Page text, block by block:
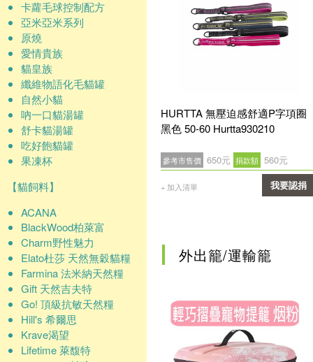
卡蘿毛球控制配方
亞米亞米系列
原燒
愛情貴族
貓皇族
纖維物語化毛貓罐
自然小貓
吶一口貓湯罐
舒卡貓湯罐
吃好飽貓罐
果凍杯
【貓飼料】
ACANA
BlackWood柏萊富
Charm野性魅力
Elato杜莎 天然無穀貓糧
Farmina 法米納天然糧
Gift 天然吉夫特
Go! 頂級抗敏天然糧
Hill's 希爾思
Krave渴望
Lifetime 萊馥特
HURTTA 無壓迫感舒適P字項圈
黑色 50-60 Hurtta930210
參考市售價 650元 捐款額 560元
+ 加入清單 我要認捐
外出籠/運輸籠